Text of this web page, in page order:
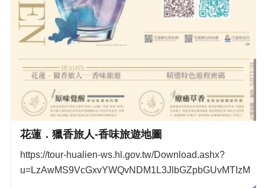
花蓮．獵香旅人-香味旅遊地圖
https://tour-hualien-ws.hl.gov.tw/Download.ashx?